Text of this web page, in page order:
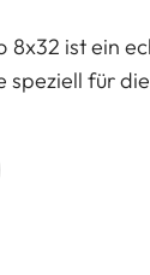
8x32 ist ein
speziell für
wichtig